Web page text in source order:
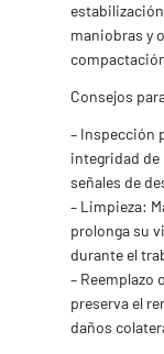
maniobras y
Consejos
– Inspección
integridad de
señales de
– Limpieza:
prolonga su
durante el
– Reemplazo
preserva el
daños